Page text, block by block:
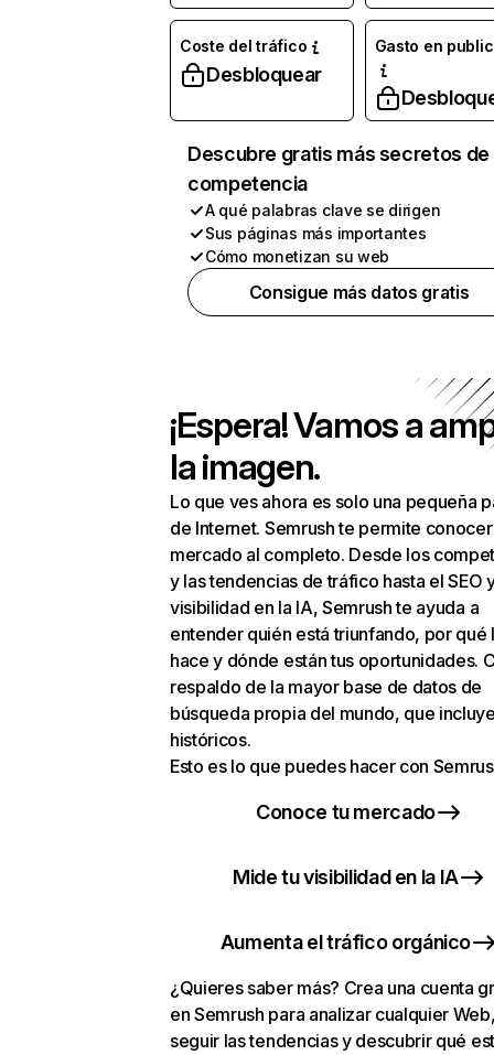
Coste del tráfico
Desbloquear
Gasto en
Descubre gratis más secretos de
competencia
A qué palabras clave se dirigen
Sus páginas más importantes
Cómo monetizan su web
Consigue más datos gratis
¡Espera! Vamos a
la imagen.
Lo que ves ahora es solo una pequeña
de Internet. Semrush te permite
mercado al completo. Desde los
y las tendencias de tráfico hasta el SEO
visibilidad en la IA, Semrush te ayuda a
entender quién está triunfando, por qué
hace y dónde están tus oportunidades.
respaldo de la mayor base de datos de
búsqueda propia del mundo, que
históricos.
Esto es lo que puedes hacer con
Conoce tu mercado
Mide tu visibilidad en la IA
Aumenta el tráfico orgánico
¿Quieres saber más? Crea una cuenta
en Semrush para analizar cualquier
seguir las tendencias y descubrir qué